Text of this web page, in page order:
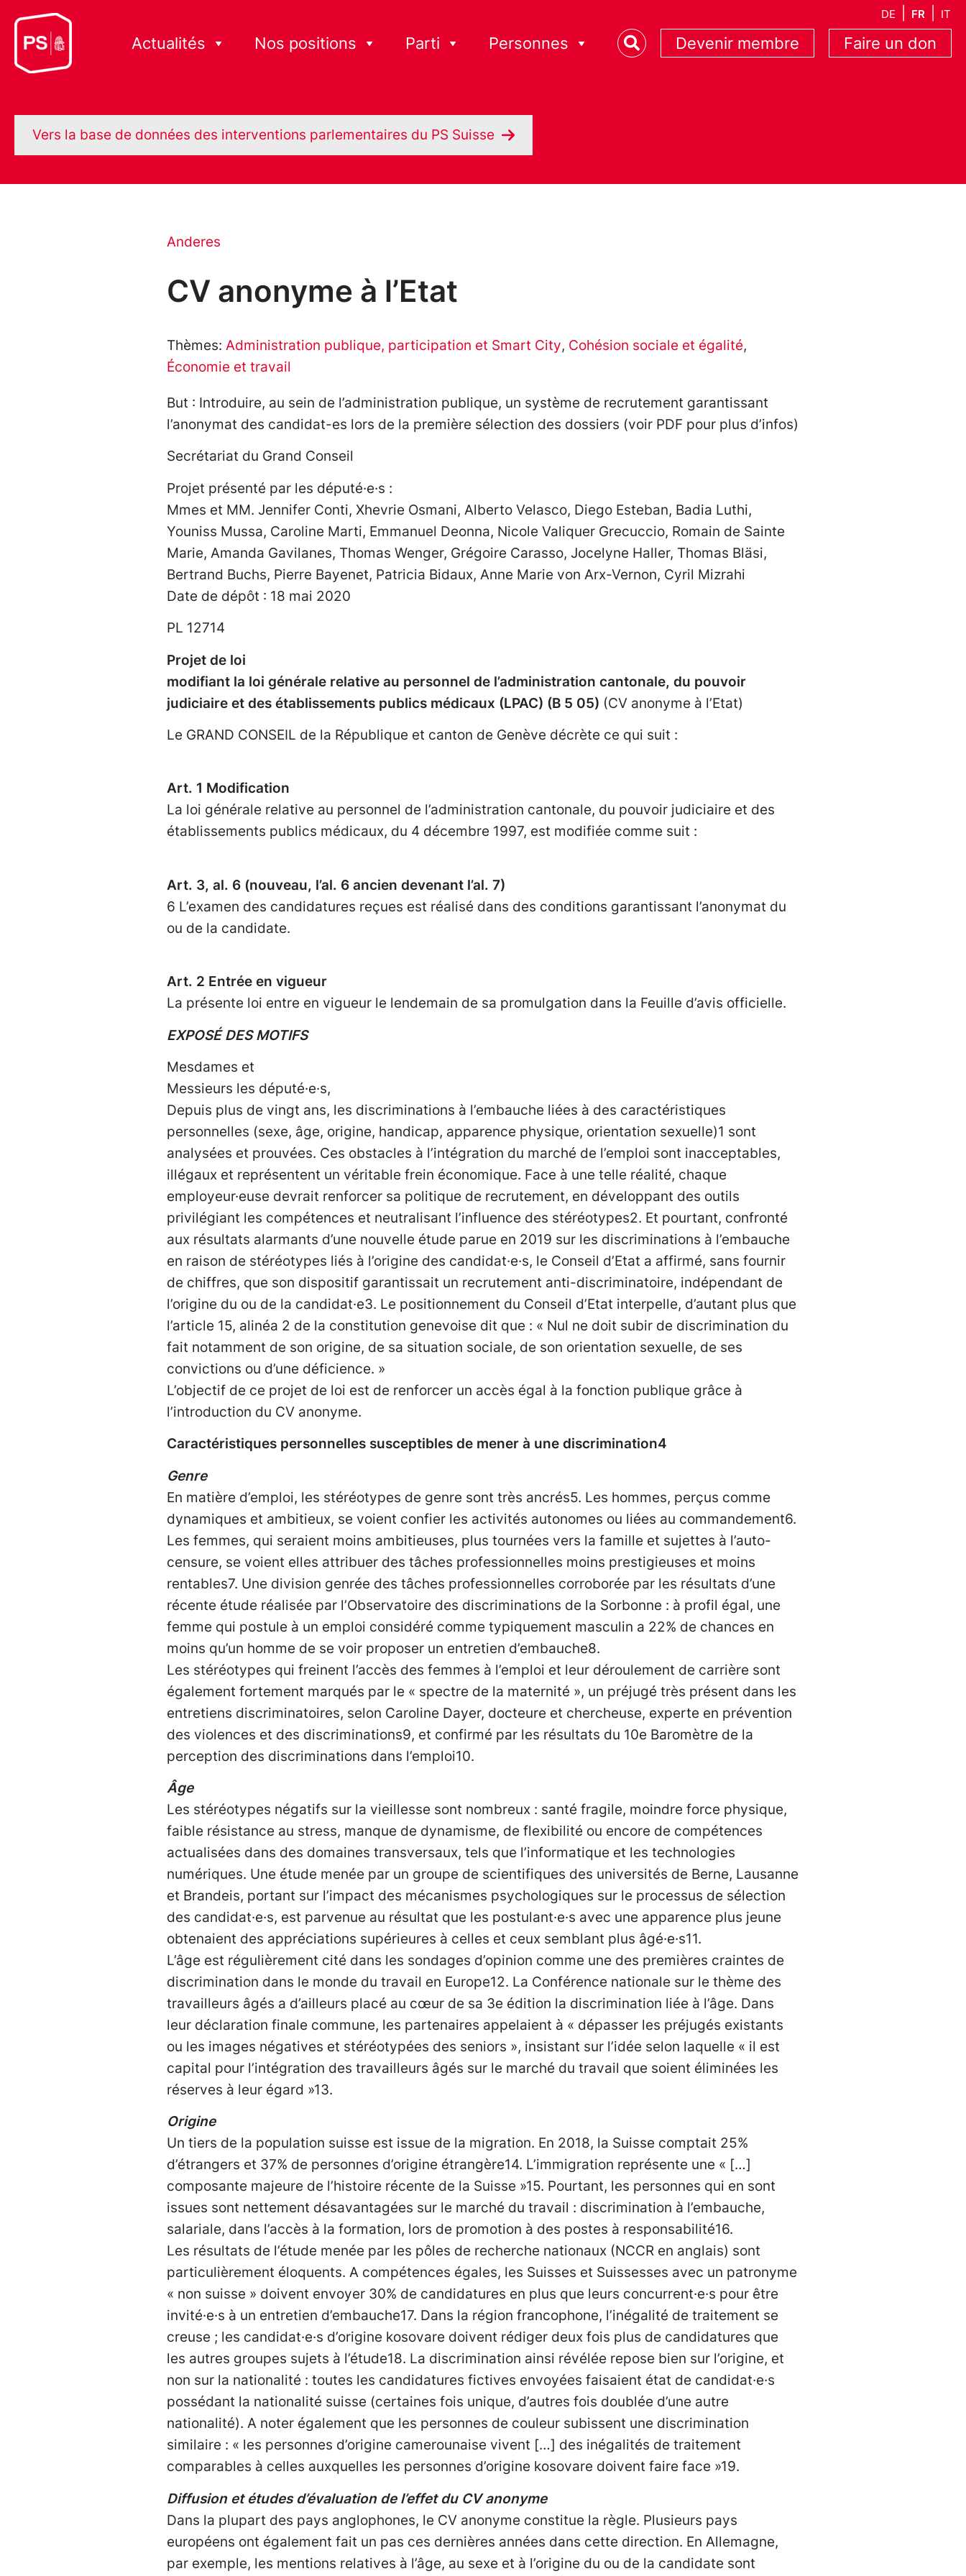
DE FR IT
Actualités Nos positions Parti Personnes Devenir membre Faire un don
Vers la base de données des interventions parlementaires du PS Suisse
Anderes
CV anonyme à l’Etat
Thèmes: Administration publique, participation et Smart City, Cohésion sociale et égalité,
Économie et travail
But : Introduire, au sein de l’administration publique, un système de recrutement garantissant
l’anonymat des candidat-es lors de la première sélection des dossiers (voir PDF pour plus d’infos)
Secrétariat du Grand Conseil
Projet présenté par les député·e·s :
Mmes et MM. Jennifer Conti, Xhevrie Osmani, Alberto Velasco, Diego Esteban, Badia Luthi,
Youniss Mussa, Caroline Marti, Emmanuel Deonna, Nicole Valiquer Grecuccio, Romain de Sainte
Marie, Amanda Gavilanes, Thomas Wenger, Grégoire Carasso, Jocelyne Haller, Thomas Bläsi,
Bertrand Buchs, Pierre Bayenet, Patricia Bidaux, Anne Marie von Arx-Vernon, Cyril Mizrahi
Date de dépôt : 18 mai 2020
PL 12714
Projet de loi
modifiant la loi générale relative au personnel de l’administration cantonale, du pouvoir
judiciaire et des établissements publics médicaux (LPAC) (B 5 05) (CV anonyme à l’Etat)
Le GRAND CONSEIL de la République et canton de Genève décrète ce qui suit :
Art. 1 Modification
La loi générale relative au personnel de l’administration cantonale, du pouvoir judiciaire et des
établissements publics médicaux, du 4 décembre 1997, est modifiée comme suit :
Art. 3, al. 6 (nouveau, l’al. 6 ancien devenant l’al. 7)
6 L’examen des candidatures reçues est réalisé dans des conditions garantissant l’anonymat du
ou de la candidate.
Art. 2 Entrée en vigueur
La présente loi entre en vigueur le lendemain de sa promulgation dans la Feuille d’avis officielle.
EXPOSÉ DES MOTIFS
Mesdames et
Messieurs les député·e·s,
Depuis plus de vingt ans, les discriminations à l’embauche liées à des caractéristiques
personnelles (sexe, âge, origine, handicap, apparence physique, orientation sexuelle)1 sont
analysées et prouvées. Ces obstacles à l’intégration du marché de l’emploi sont inacceptables,
illégaux et représentent un véritable frein économique. Face à une telle réalité, chaque
employeur·euse devrait renforcer sa politique de recrutement, en développant des outils
privilégiant les compétences et neutralisant l’influence des stéréotypes2. Et pourtant, confronté
aux résultats alarmants d’une nouvelle étude parue en 2019 sur les discriminations à l’embauche
en raison de stéréotypes liés à l’origine des candidat·e·s, le Conseil d’Etat a affirmé, sans fournir
de chiffres, que son dispositif garantissait un recrutement anti-discriminatoire, indépendant de
l’origine du ou de la candidat·e3. Le positionnement du Conseil d’Etat interpelle, d’autant plus que
l’article 15, alinéa 2 de la constitution genevoise dit que : « Nul ne doit subir de discrimination du
fait notamment de son origine, de sa situation sociale, de son orientation sexuelle, de ses
convictions ou d’une déficience. »
L’objectif de ce projet de loi est de renforcer un accès égal à la fonction publique grâce à
l’introduction du CV anonyme.
Caractéristiques personnelles susceptibles de mener à une discrimination4
Genre
En matière d’emploi, les stéréotypes de genre sont très ancrés5. Les hommes, perçus comme
dynamiques et ambitieux, se voient confier les activités autonomes ou liées au commandement6.
Les femmes, qui seraient moins ambitieuses, plus tournées vers la famille et sujettes à l’auto-
censure, se voient elles attribuer des tâches professionnelles moins prestigieuses et moins
rentables7. Une division genrée des tâches professionnelles corroborée par les résultats d’une
récente étude réalisée par l’Observatoire des discriminations de la Sorbonne : à profil égal, une
femme qui postule à un emploi considéré comme typiquement masculin a 22% de chances en
moins qu’un homme de se voir proposer un entretien d’embauche8.
Les stéréotypes qui freinent l’accès des femmes à l’emploi et leur déroulement de carrière sont
également fortement marqués par le « spectre de la maternité », un préjugé très présent dans les
entretiens discriminatoires, selon Caroline Dayer, docteure et chercheuse, experte en prévention
des violences et des discriminations9, et confirmé par les résultats du 10e Baromètre de la
perception des discriminations dans l’emploi10.
Âge
Les stéréotypes négatifs sur la vieillesse sont nombreux : santé fragile, moindre force physique,
faible résistance au stress, manque de dynamisme, de flexibilité ou encore de compétences
actualisées dans des domaines transversaux, tels que l’informatique et les technologies
numériques. Une étude menée par un groupe de scientifiques des universités de Berne, Lausanne
et Brandeis, portant sur l’impact des mécanismes psychologiques sur le processus de sélection
des candidat·e·s, est parvenue au résultat que les postulant·e·s avec une apparence plus jeune
obtenaient des appréciations supérieures à celles et ceux semblant plus âgé·e·s11.
L’âge est régulièrement cité dans les sondages d’opinion comme une des premières craintes de
discrimination dans le monde du travail en Europe12. La Conférence nationale sur le thème des
travailleurs âgés a d’ailleurs placé au cœur de sa 3e édition la discrimination liée à l’âge. Dans
leur déclaration finale commune, les partenaires appelaient à « dépasser les préjugés existants
ou les images négatives et stéréotypées des seniors », insistant sur l’idée selon laquelle « il est
capital pour l’intégration des travailleurs âgés sur le marché du travail que soient éliminées les
réserves à leur égard »13.
Origine
Un tiers de la population suisse est issue de la migration. En 2018, la Suisse comptait 25%
d’étrangers et 37% de personnes d’origine étrangère14. L’immigration représente une « […]
composante majeure de l’histoire récente de la Suisse »15. Pourtant, les personnes qui en sont
issues sont nettement désavantagées sur le marché du travail : discrimination à l’embauche,
salariale, dans l’accès à la formation, lors de promotion à des postes à responsabilité16.
Les résultats de l’étude menée par les pôles de recherche nationaux (NCCR en anglais) sont
particulièrement éloquents. A compétences égales, les Suisses et Suissesses avec un patronyme
« non suisse » doivent envoyer 30% de candidatures en plus que leurs concurrent·e·s pour être
invité·e·s à un entretien d’embauche17. Dans la région francophone, l’inégalité de traitement se
creuse ; les candidat·e·s d’origine kosovare doivent rédiger deux fois plus de candidatures que
les autres groupes sujets à l’étude18. La discrimination ainsi révélée repose bien sur l’origine, et
non sur la nationalité : toutes les candidatures fictives envoyées faisaient état de candidat·e·s
possédant la nationalité suisse (certaines fois unique, d’autres fois doublée d’une autre
nationalité). A noter également que les personnes de couleur subissent une discrimination
similaire : « les personnes d’origine camerounaise vivent […] des inégalités de traitement
comparables à celles auxquelles les personnes d’origine kosovare doivent faire face »19.
Diffusion et études d’évaluation de l’effet du CV anonyme
Dans la plupart des pays anglophones, le CV anonyme constitue la règle. Plusieurs pays
européens ont également fait un pas ces dernières années dans cette direction. En Allemagne,
par exemple, les mentions relatives à l’âge, au sexe et à l’origine du ou de la candidate sont